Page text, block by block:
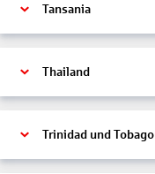
Tansania
Thailand
Trinidad und Tobago